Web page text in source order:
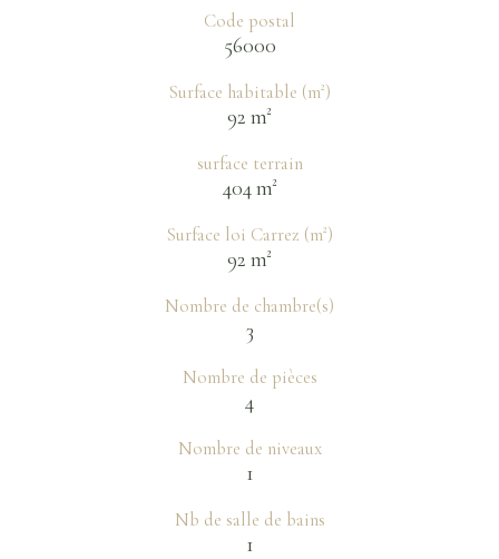
Code postal
56000
Surface habitable (m²)
92 m²
surface terrain
404 m²
Surface loi Carrez (m²)
92 m²
Nombre de chambre(s)
3
Nombre de pièces
4
Nombre de niveaux
1
Nb de salle de bains
1